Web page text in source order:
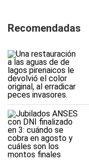
Recomendadas